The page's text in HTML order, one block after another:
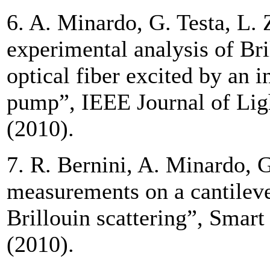
6. A. Minardo, G. Testa, L.
experimental analysis of
optical fiber excited by an
pump”, IEEE Journal of
(2010).
7. R. Bernini, A. Minardo,
measurements on a
Brillouin scattering”,
(2010).